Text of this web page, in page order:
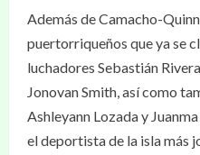
Además de Camacho-
puertorriqueños que ya se
luchadores Sebastián
Jonovan Smith, así como
Ashleyann Lozada y
el deportista de la isla más